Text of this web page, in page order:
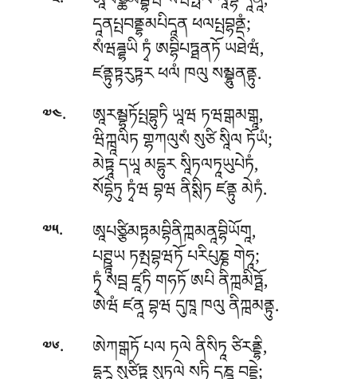
དཱནཔྤབནྡྷམཔིདཱན ཕལཔྤབྷནྡཾ;
སཾཝཌྜྷཡི ཏྭཾ ཨབྷིཔཏྠནཏོ ཡཐེཝཾ,
ཛནྟུཏྟརུཏྟར ཕལཾ ཁལུ སམྦྷུནནྟུ.
༧༤. ཨཱརམྦྷཏོཔྤབྷུཏི ཡཱཝ ཏཝགྒམགྒཱ,
ཝིཀྑཱལིཏ གྷཀལུསཾ སུཙི སཱིལ ཏོཡཾ;
མེཏྟཱ དཡཱ མདྷུར སཱིཏལཏཱཡུཔེཏཾ,
སོདྷེཏུ ཏྭཾཝ བྷཝ ནིསྶིཏ ཛནྟུ མེཏཾ.
༧༥. ཨཱཔཙྩིམཏྟམབྷིནིཀྑམནཱབྷིཡོགཱ,
པཊྛཱཡ ཏམྤབྷཝཏོ པརིཔུཎྞ གེཧཱ;
ཏྭཾ སབྦ ཛཱཏི གཧཏོ ཨཔི ནིཀྑམིཏྠོ,
ཨེཝཾ ཛནཱ བྷཝ དུཁཱ ཁལུ ནིཀྑམནྟུ.
༧༦. ཨེཀགྒཏོ པལ ཏལེ ནིསིཏཱ ཙིརནྡྷི,